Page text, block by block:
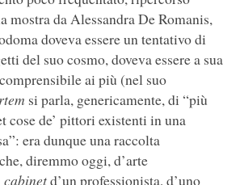
mostra da Alessandra De Romanis,
doveva essere un tentativo di
del suo cosmo, doveva essere a sua
ai più (nel suo
si parla, genericamente, di “più
cose de’ pittori existenti in una
era dunque una raccolta
diremmo oggi, d’arte
cabinetd’un professionista, d’uno